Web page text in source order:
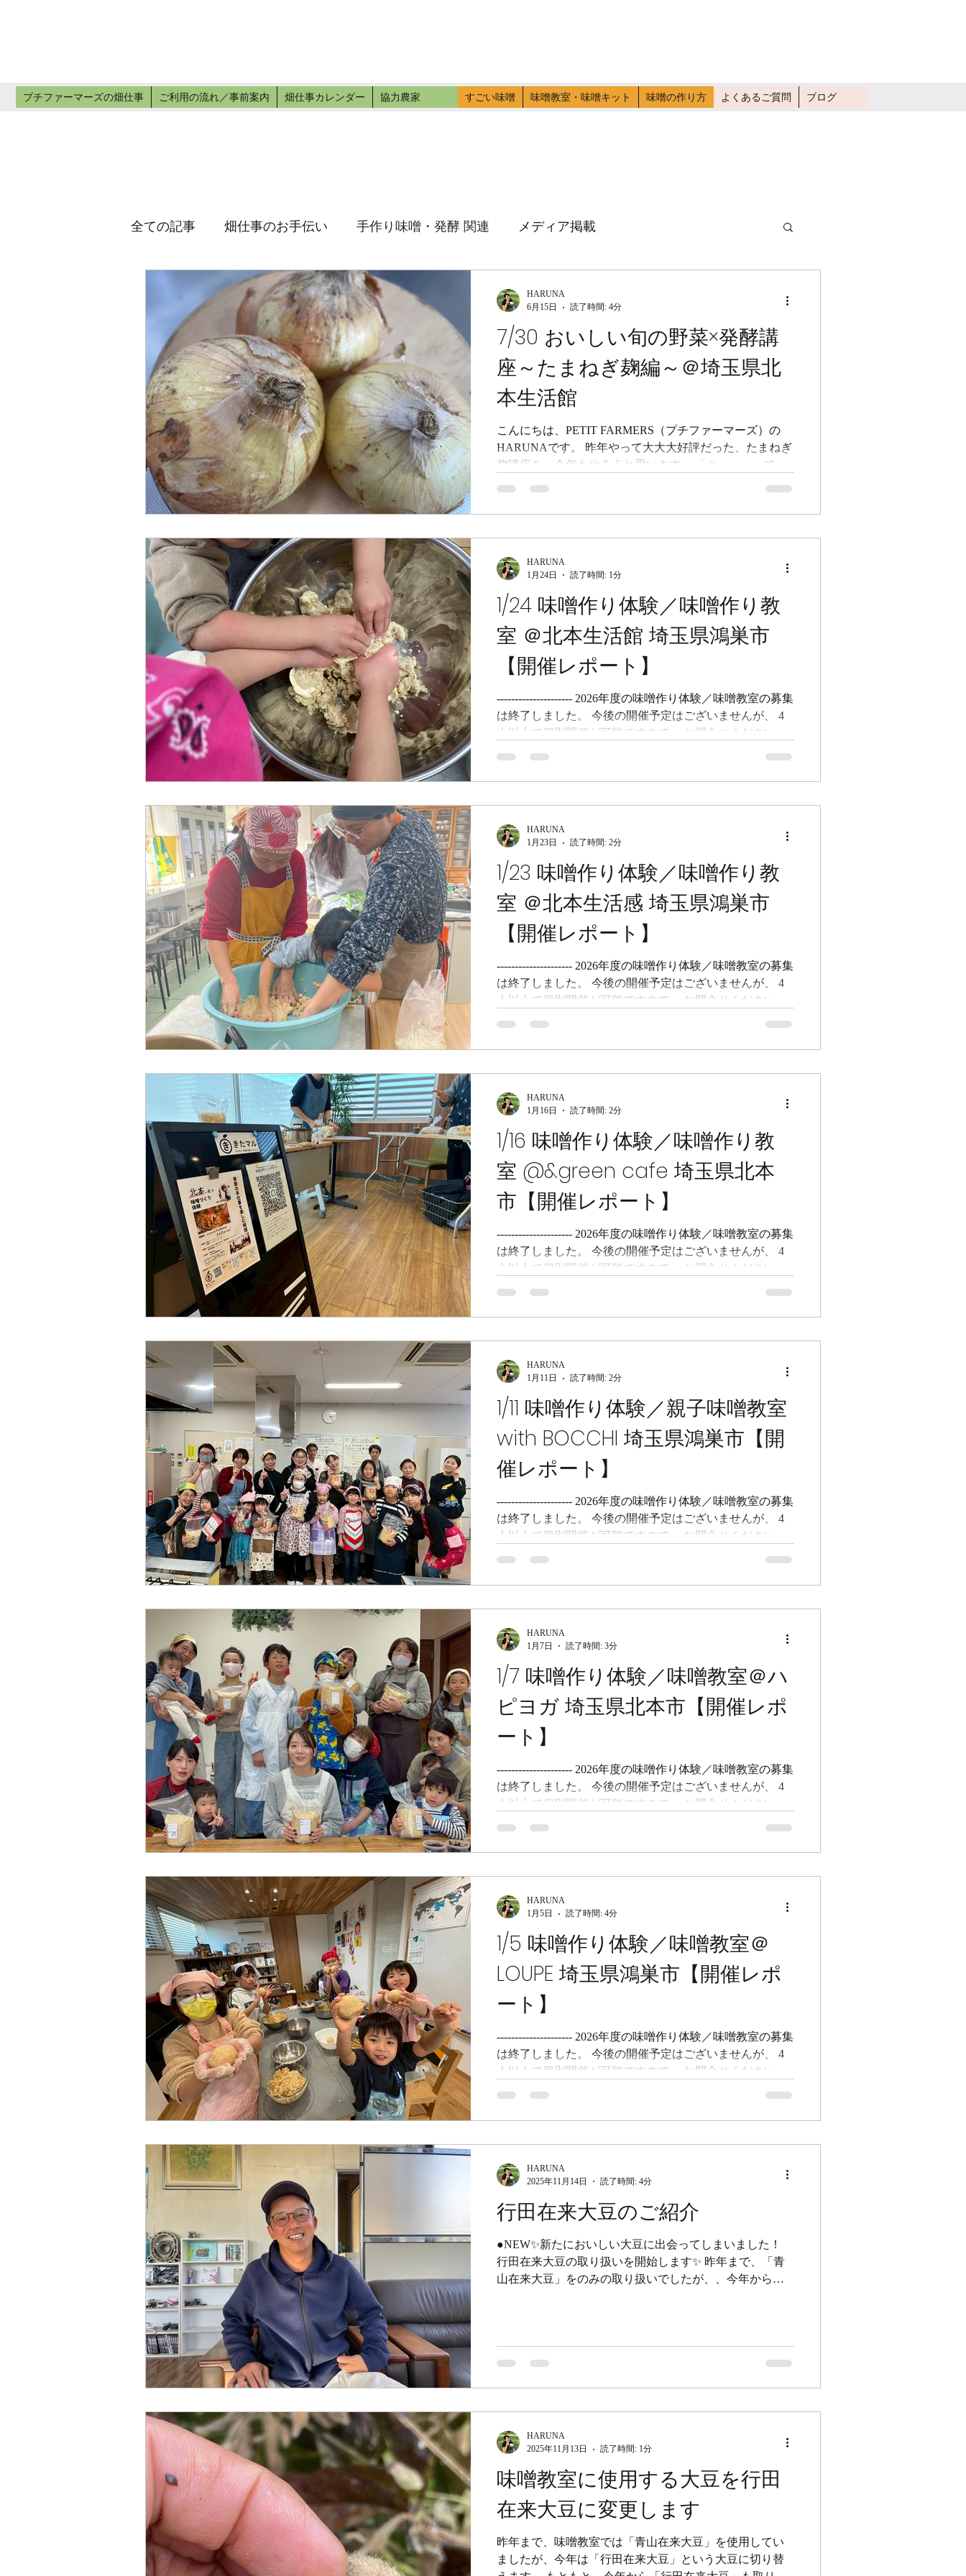
プチファーマーズの畑仕事 ご利用の流れ／事前案内 畑仕事カレンダー 協力農家 すごい味噌 味噌教室・味噌キット 味噌の作り方 よくあるご質問 ブログ
全ての記事 畑仕事のお手伝い 手作り味噌・発酵 関連 メディア掲載
7/30 おいしい旬の野菜×発酵講
座～たまねぎ麹編～＠埼玉県北
本生活館
こんにちは、PETIT FARMERS（プチファーマーズ）の
HARUNAです。 昨年やって大大大好評だった、たまねぎ
麹講座を、今年もやろうと思います。 「とっっっっても
ただきました。 我が家でも、麴系の調味料の中で一番活
ねぎ麹とは？ たまねぎ・麹・塩を組み合わせ、発酵させ
るとコンソメ無しで、味がバチっとキマるようになりま
す。 ミートソース、ハンバーグ、シチュウ、野菜スー
プ・・・全ての洋風料理と超相性良し！ そして麹の酵素
× たまねぎの酵素により、お肉を漬けると抜群に柔らかく
なります。 塩麹や醤油麹の比じゃない柔らかさ。 ぷりっ
はたまねぎ麹は冷蔵庫に常備、きらせません。 世の中に
たまねぎ麹のレシピは多数出回っていますが、...
HARUNA
6月15日
読了時間: 4分
1/24 味噌作り体験／味噌作り教
室 ＠北本生活館 埼玉県鴻巣市
【開催レポート】
--------------------- 2026年度の味噌作り体験／味噌教室の募集
は終了しました。 今後の開催予定はございませんが、 4
人以上で個別開催が可能ですので、 お問合せください 。
てさせていただきますので、フォローしてお待ちくださ
- 1/24 味噌作り体験／味噌作り教室 ＠北本生活館 埼玉県
ズ）のHARUNAです。 さて本日は午前午後の2開催！ 午
い写真が多すぎて困ります！ まずは大豆をつぶすところ
から。 兄弟でおそろいのお洋服きてふたりでつぶす図、
かわいすぎやしませんか。 ママと混ぜ混ぜ。 かわいすぎ
やしませんか。 兄弟2人でまぜまぜ。 このムチムチの手
HARUNA
1月24日
読了時間: 1分
1/23 味噌作り体験／味噌作り教
室 ＠北本生活感 埼玉県鴻巣市
【開催レポート】
--------------------- 2026年度の味噌作り体験／味噌教室の募集
は終了しました。 今後の開催予定はございませんが、 4
人以上で個別開催が可能ですので、 お問合せください 。
てさせていただきますので、フォローしてお待ちくださ
- 1/23 味噌作り体験／味噌作り教室 ＠北本生活感 埼玉県
ズ）のHARUNAです。 今年も連日味噌教室祭り、開幕～
～！ 今日も結構な量の大豆を茹でまして・・・ 少し目を
離した瞬間に、やってしまいました、、、 ガス台の掃除
が大変なやつ、、、泣 午前中は、準備体操の、家族味噌
仕込み！ 家族とはいえ、母家、弟家族、我が家、の分な
HARUNA
1月23日
読了時間: 2分
1/16 味噌作り体験／味噌作り教
室 @&green cafe 埼玉県北本
市【開催レポート】
--------------------- 2026年度の味噌作り体験／味噌教室の募集
は終了しました。 今後の開催予定はございませんが、 4
人以上で個別開催が可能ですので、 お問合せください 。
てさせていただきますので、フォローしてお待ちくださ
- 1/16 味噌作り体験／味噌作り教室 @&green cafe 埼玉県北
のHARUNAです。 昨年に引き続き、北本市観光協会さん
観光協会主催ということで、材料はALL北本産で実施し
ました。（海なし県なので塩を除く。笑） ＜原材料＞ ・
大豆： 大豆のモンブランやさん ・米麹の米： 新井農園
さん 味噌作りにご自宅でチャレン
HARUNA
1月16日
読了時間: 2分
1/11 味噌作り体験／親子味噌教室
with BOCCHI 埼玉県鴻巣市【開
催レポート】
--------------------- 2026年度の味噌作り体験／味噌教室の募集
は終了しました。 今後の開催予定はございませんが、 4
人以上で個別開催が可能ですので、 お問合せください 。
てさせていただきますので、フォローしてお待ちくださ
- 1/11 味噌作り体験／親子味噌教室 with BOCCHI 埼玉県
ズ）のHARUNAです。 昨年に引き続き、鴻巣駅前にある
BOCCHI Dance Academy さんとコラボで親子味噌作り教
室でした！ BOCCHIのぽいよ先生が味噌好きということ
で、昨年初めて、 先生＆生徒のみなさんで楽しむレクレ
ーション企画のひとつとして、味噌教室をさせていただ
HARUNA
1月11日
読了時間: 2分
1/7 味噌作り体験／味噌教室＠ハ
ピヨガ 埼玉県北本市【開催レポ
ート】
--------------------- 2026年度の味噌作り体験／味噌教室の募集
は終了しました。 今後の開催予定はございませんが、 4
人以上で個別開催が可能ですので、 お問合せください 。
てさせていただきますので、フォローしてお待ちくださ
- こんにちは、PETIT-FERMERS（プチファーマーズ）の
埼玉県北本市を開催しました。 今回は北本市にある ハピ
味噌作りをしてきました！ ハピヨガ北本スタジオにてや
らせていただきましたが、日々みなさんが通いなれてい
る場所なので、ほんわかしたあたたかな雰囲気で、この
環境で仕込んだらぜったいおいしい味噌ができるよな～
という場所でした！...
HARUNA
1月7日
読了時間: 3分
1/5 味噌作り体験／味噌教室＠
LOUPE 埼玉県鴻巣市【開催レポ
ート】
--------------------- 2026年度の味噌作り体験／味噌教室の募集
は終了しました。 今後の開催予定はございませんが、 4
人以上で個別開催が可能ですので、 お問合せください 。
てさせていただきますので、フォローしてお待ちくださ
- こんにちは、PETIT-FERMERS（プチファーマーズ）の
玉県鴻巣市を開催しました。 今回は鴻巣市内にある
ベントを実施しました。 みーちゃん先生 「今日、なに作
るか知ってる人？」 「はーい✋みそー！」 「じゃあ、み
その仲間って、他に何がある？」 「しょうゆー！」 「納
HARUNA
1月5日
読了時間: 4分
行田在来大豆のご紹介
●NEW✨新たにおいしい大豆に出会ってしまいました！
行田在来大豆の取り扱いを開始します✨ 昨年まで、「青
山在来大豆」をのみの取り扱いでしたが、、今年から
大豆です。 地域で継がれてきた大豆をもっと育てていこ
うと「 行田在来青大豆商品開発・販売促進協議会」に加
人プレーで作ることが多いのですが、 農家さんが結集し
て、この地域の、この大豆を、作っていこう！盛り上げ
てていこう！という取り組みはなかなか無く、アツイ農
家さんに、またまた出会ってしまった感がありま
す・・・！ 関和さんに、行田在来大豆について、色々お
伺いしてきましたので、ご紹介します。 -------------- ▼行田
在来大豆はどのような大豆ですか？ 「行田在来青大豆」
は、行田市で古くから自家
HARUNA
2025年11月14日
読了時間: 4分
味噌教室に使用する大豆を行田
在来大豆に変更します
昨年まで、味噌教室では「青山在来大豆」を使用してい
ましたが、今年は「行田在来大豆」という大豆に切り替
HARUNA
2025年11月13日
読了時間: 1分